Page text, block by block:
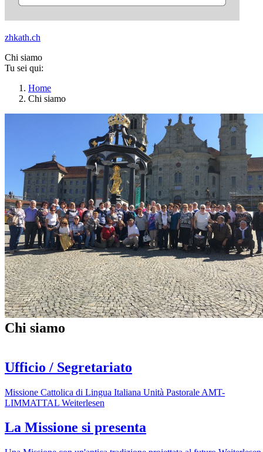
zhkath.ch
Chi siamo
Tu sei qui:
Home
Chi siamo
Chi siamo
Ufficio / Segretariato
Missione Cattolica di Lingua Italiana Unità Pastorale AMT-
LIMMATTAL Weiterlesen
La Missione si presenta